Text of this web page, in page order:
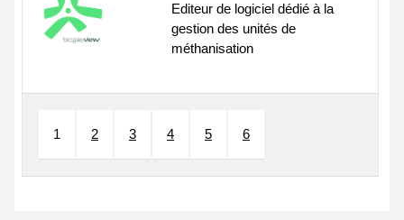
Editeur de logiciel dédié à la
gestion des unités de
méthanisation
1 2 3 4 5 6